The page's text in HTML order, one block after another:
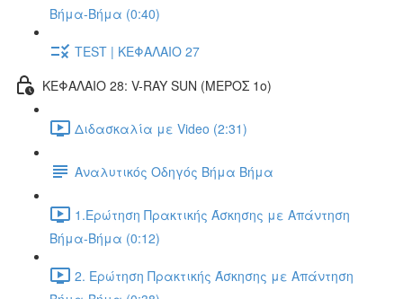
Βήμα-Βήμα (0:40)
TEST | ΚΕΦΑΛΑΙΟ 27
ΚΕΦΑΛΑΙΟ 28: V-RAY SUN (ΜΕΡΟΣ 1o)
Διδασκαλία με Video (2:31)
Αναλυτικός Οδηγός Βήμα Βήμα
1.Ερώτηση Πρακτικής Άσκησης με Απάντηση
Βήμα-Βήμα (0:12)
2. Ερώτηση Πρακτικής Άσκησης με Απάντηση